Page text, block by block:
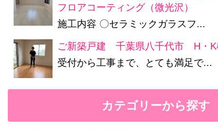
フロアコーティング（微光沢）
施工内容 〇セラミックガラスフ...
ご新築戸建 千葉県八千代市 H・K
受付から工事まで、とても満足で...
カテゴリーから探す